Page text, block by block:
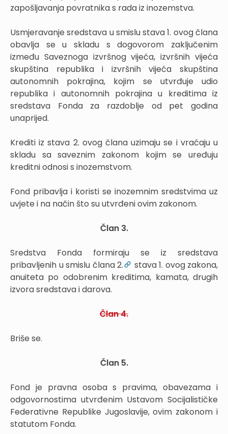
zapošljavanja povratnika s rada iz inozemstva.
Usmjeravanje sredstava u smislu stava 1. ovog člana
obavlja se u skladu s dogovorom zaključenim
između Saveznoga izvršnog vijeća, izvršnih vijeća
skupština republika i izvršnih vijeća skupština
autonomnih pokrajina, kojim se utvrđuje udio
republika i autonomnih pokrajina u kreditima iz
sredstava Fonda za razdoblje od pet godina
unaprijed.
Krediti iz stava 2. ovog člana uzimaju se i vraćaju u
skladu sa saveznim zakonom kojim se uređuju
kreditni odnosi s inozemstvom.
Fond pribavlja i koristi se inozemnim sredstvima uz
uvjete i na način što su utvrđeni ovim zakonom.
Član 3.
Sredstva Fonda formiraju se iz sredstava
pribavljenih u smislu člana 2.
stava 1. ovog zakona,
anuiteta po odobrenim kreditima, kamata, drugih
izvora sredstava i darova.
Član 4.
Briše se.
Član 5.
Fond je pravna osoba s pravima, obavezama i
odgovornostima utvrđenim Ustavom Socijalističke
Federativne Republike Jugoslavije, ovim zakonom i
statutom Fonda.